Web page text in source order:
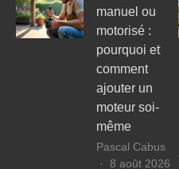
manuel ou
motorisé :
pourquoi et
comment
ajouter un
moteur soi-
même
Pascal Cabus
8 août 2026